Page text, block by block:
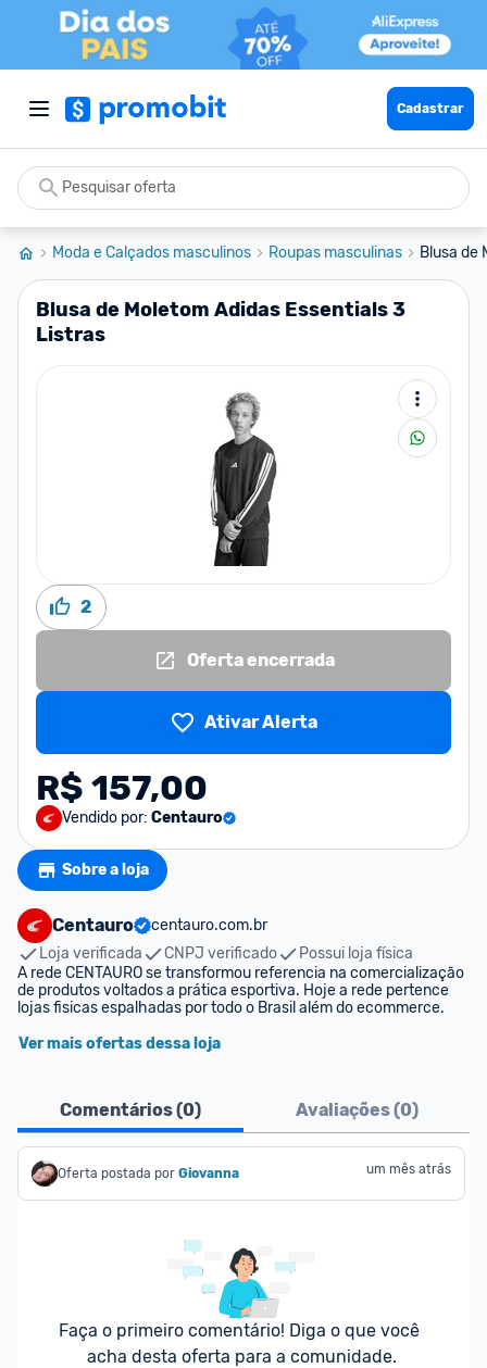
Cadastrar
Moda e Calçados masculinos Roupas masculinas Blusa de
Blusa de Moletom Adidas Essentials 3
Listras
2
Oferta encerrada
Ativar Alerta
R$ 157,00
Vendido por: Centauro
Sobre a loja
Centauro
centauro.com.br
Loja verificada
CNPJ verificado
Possui loja física
A rede CENTAURO se transformou referencia na comercialização
de produtos voltados a prática esportiva. Hoje a rede pertence
lojas fisicas espalhadas por todo o Brasil além do ecommerce.
Ver mais ofertas dessa loja
Comentários (0) Avaliações (0)
Oferta postada por Giovanna um mês atrás
Faça o primeiro comentário! Diga o que você
acha desta oferta para a comunidade.